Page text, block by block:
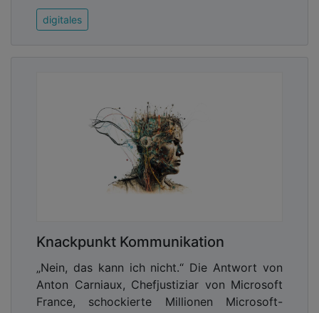
digitales
Knackpunkt Kommunikation
„Nein, das kann ich nicht.“ Die Antwort von
Anton Carniaux, Chefjustiziar von Microsoft
France, schockierte Millionen Microsoft-